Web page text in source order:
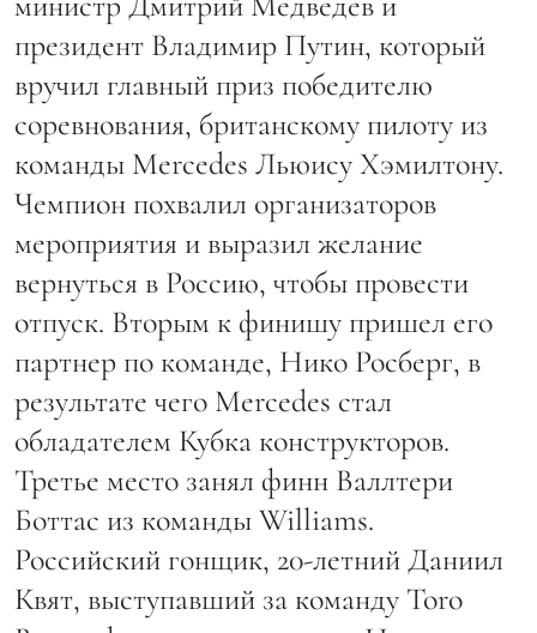
президент Владимир Путин, который
вручил главный приз победителю
соревнования, британскому пилоту из
команды Mercedes Льюису Хэмилтону.
Чемпион похвалил организаторов
мероприятия и выразил желание
вернуться в Россию, чтобы провести
отпуск. Вторым к финишу пришел его
партнер по команде, Нико Росберг, в
результате чего Mercedes стал
обладателем Кубка конструкторов.
Третье место занял финн Валлтери
Боттас из команды Williams.
Российский гонщик, 20-летний Даниил
Квят, выступавший за команду Toro